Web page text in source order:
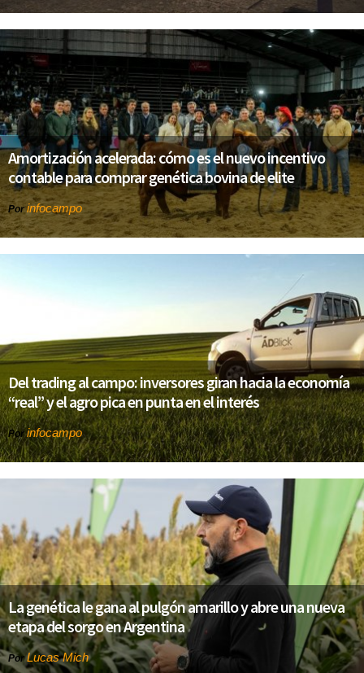
Amortización acelerada: cómo es el nuevo incentivo
contable para comprar genética bovina de elite
Porinfocampo
Del trading al campo: inversores giran hacia la economía
“real” y el agro pica en punta en el interés
Porinfocampo
La genética le gana al pulgón amarillo y abre una nueva
etapa del sorgo en Argentina
PorLucas Mich